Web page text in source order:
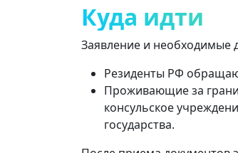
Куда идти
Заявление и необходимые
Резиденты РФ
Проживающие за
консульское
государства.